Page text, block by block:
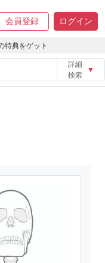
会員登録 ログイン
特典をゲット
詳細
検索
▼